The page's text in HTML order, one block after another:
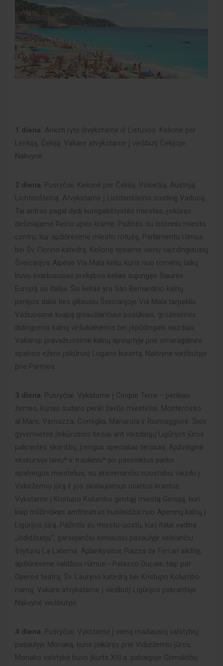
1 diena. Anksti ryte išvykstame iš Lietuvos. Kelionė per
Lenkiją, Čekiją. Vakare atvykstame į viešbutį Čekijoje.
Nakvynė.
2 diena . Pusryčiai. Kelionė per Čekiją, Vokietiją, Austriją,
Lichtenšteiną. Atvykstame į Lichtenšteino sostinę Vaducą.
Tai antras pagal dydį kunigaikštystės miestas, įsikūręs
dešiniajame Reino upės krante. Pažintis su istoriniu miesto
centru, kur apžiūrėsime miesto rotušę, Parlamento rūmus
bei Šv. Florino katedrą. Kelionę tęsiame vienu vaizdingiausių
Šveicarijos Alpėse Via Mala keliu, kuris nuo romėnų laikų
buvo svarbiausias prekybos kelias sujungęs Šiaurės
Europą su Italija. Šis kelias yra San Bernardino kalnų
perėjos dalis ties giliausiu Šveicarijoje Via Mala tarpekliu.
Važiuosime kvapą gniaužiančiais posūkiais, grožėsimės
didingomis kalnų viršukalnėmis bei įspūdingais vaizdais.
Vakarop pravažiuosime kalnų apsuptyje prie smaragdinės
spalvos ežero įsikūrusį Lugano kurortą. Nakvynė viešbutyje
prie Parmos.
3 diena . Pusryčiai. Vykstame į Cinque Terre – penkias
žemes, kurias sudaro penki žavūs miesteliai: Monterosso
al Mare, Vernazza, Corniglia, Manarola ir Riomaggiore. Šios
gyvenvietės įsikūrusios tiesiai ant vaizdingų Ligūrijos jūros
pakrantės skardžių, įrengus specialias terasas. Apžvalginė
ekskursija laivu* ir traukiniu* po pasirinktus parko
spalvingus miestelius, su atsiveriančiu nuostabiu vaizdu į
Viduržemio jūrą ir jos skalaujamus uolėtus krantus.
Vykstame į Kristupo Kolumbo gimtąjį miestą Genują, kuri
kaip milžiniškas amfiteatras nusileidžia nuo Apeninų kalnų į
Ligūrijos jūrą. Pažintis su miestu-uostu, kurį italai vadina
„išdidžiuoju“, garsėjančiu seniausiu pasaulyje veikiančiu
švyturiu La Laterna. Aplankysime Piazza de Ferrari aikštę,
apžiūrėsime valdžios rūmus - Palazzo Ducale, taip pat
Operos teatrą, Šv. Lauryno katedrą bei Kristupo Kolumbo
namą. Vakare atvykstame į viešbutį Ligūrijos pakrantėje.
Nakvynė viešbutyje.
4 diena . Pusryčiai. Vykstame į vieną mažiausių valstybių
pasaulyje Monaką, kuris įsikūręs prie Viduržemio jūros.
Monako valstybė buvo įkurta XIII a. pabaigoje Grimaldžių